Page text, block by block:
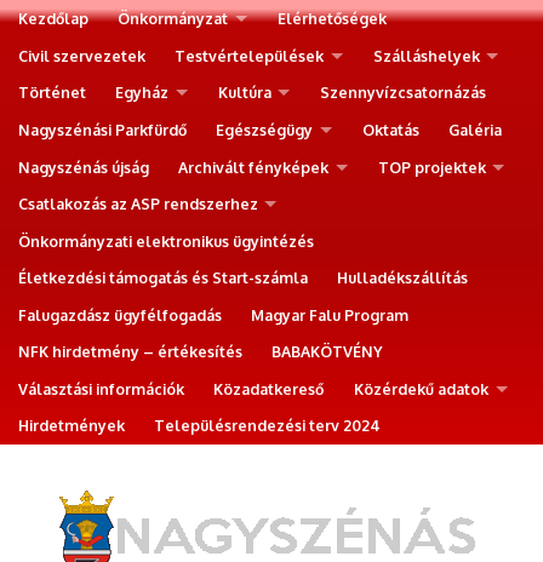
Kezdőlap Önkormányzat
Elérhetőségek
Civil szervezetek
Testvértelepülések
Szálláshelyek
Történet
Egyház Kultúra
Szennyvízcsatornázás
Nagyszénási Parkfürdő
Egészségügy Oktatás
Galéria
Nagyszénás újság
Archivált fényképek
TOP projektek
Csatlakozás az ASP rendszerhez
Önkormányzati elektronikus ügyintézés
Életkezdési támogatás és Start-számla
Hulladékszállítás
Falugazdász ügyfélfogadás
Magyar Falu Program
NFK hirdetmény – értékesítés
BABAKÖTVÉNY
Választási információk
Közadatkereső
Közérdekű adatok
Hirdetmények
Településrendezési terv 2024